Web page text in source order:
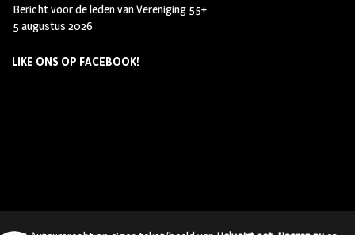
Bericht voor de leden van Vereniging 55+
5 augustus 2026
LIKE ONS OP FACEBOOK!